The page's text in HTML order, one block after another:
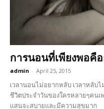
การนอนที่เพียงพอคื
admin - April 25, 2015
เวลานอนไม่อยากหลับ เวลาหลับ
ชีวิตประจำวันของใครหลายๆคน
แสนจะสบายและมีความสุขมาก